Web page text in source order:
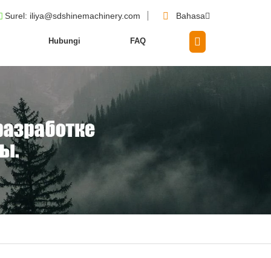
Hubungi FAQ
Surel: iliya@sdshinemachinery.com Bahasa